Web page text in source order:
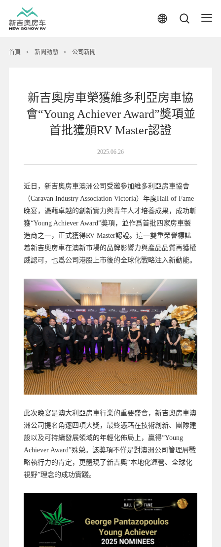
首頁 > 新聞動態 > 公司新聞
新吉奧房車榮獲維多利亞房車協
會“Young Achiever Award”獎項並
首批獲頒RV Master認證
2025.06.26
近日，新吉奧房車澳洲公司受邀參加維多利亞房車協會
（Caravan Industry Association Victoria）年度Hall of Fame
晚宴，憑藉卓越的創新實力與青年人才培養成果，成功斬
獲“Young Achiever Award”獎項，並作爲首批四家房車製
造商之一，正式獲得RV Master認證。這一雙重榮譽標誌
着新吉奧房車在澳新市場的品牌影響力與產品品質再獲權
威認可，也爲公司港股上市後的全球化戰略注入新動能。
此次晚宴是澳大利亞房車行業的重要盛會，新吉奧房車澳
洲公司提名角逐四項大獎，最終憑藉在技術創新、團隊建
設以及可持續發展領域的年輕化佈局上，贏得“Young
Achiever Award”殊榮。該獎項不僅是對澳洲公司管理層戰
略執行力的肯定，更體現了新吉奧“本地化運營、全球化
視野”理念的成功實踐。